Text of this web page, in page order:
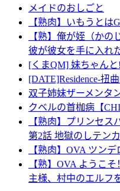
メイドのおしごと
【熟肉】いもうと
【熟】俺が姪（かの
彼が彼女を手に入れ
[くまQM] 妹ちゃん
[DATE]Residence-扭
双子姉妹ザーメンタ
クベルの首枷病【
【熟肉】プリンセス
第2話 地獄のしテン
【熟肉】OVA ツンデ
【熟】OVA ようこ
主様、村中のエルフ